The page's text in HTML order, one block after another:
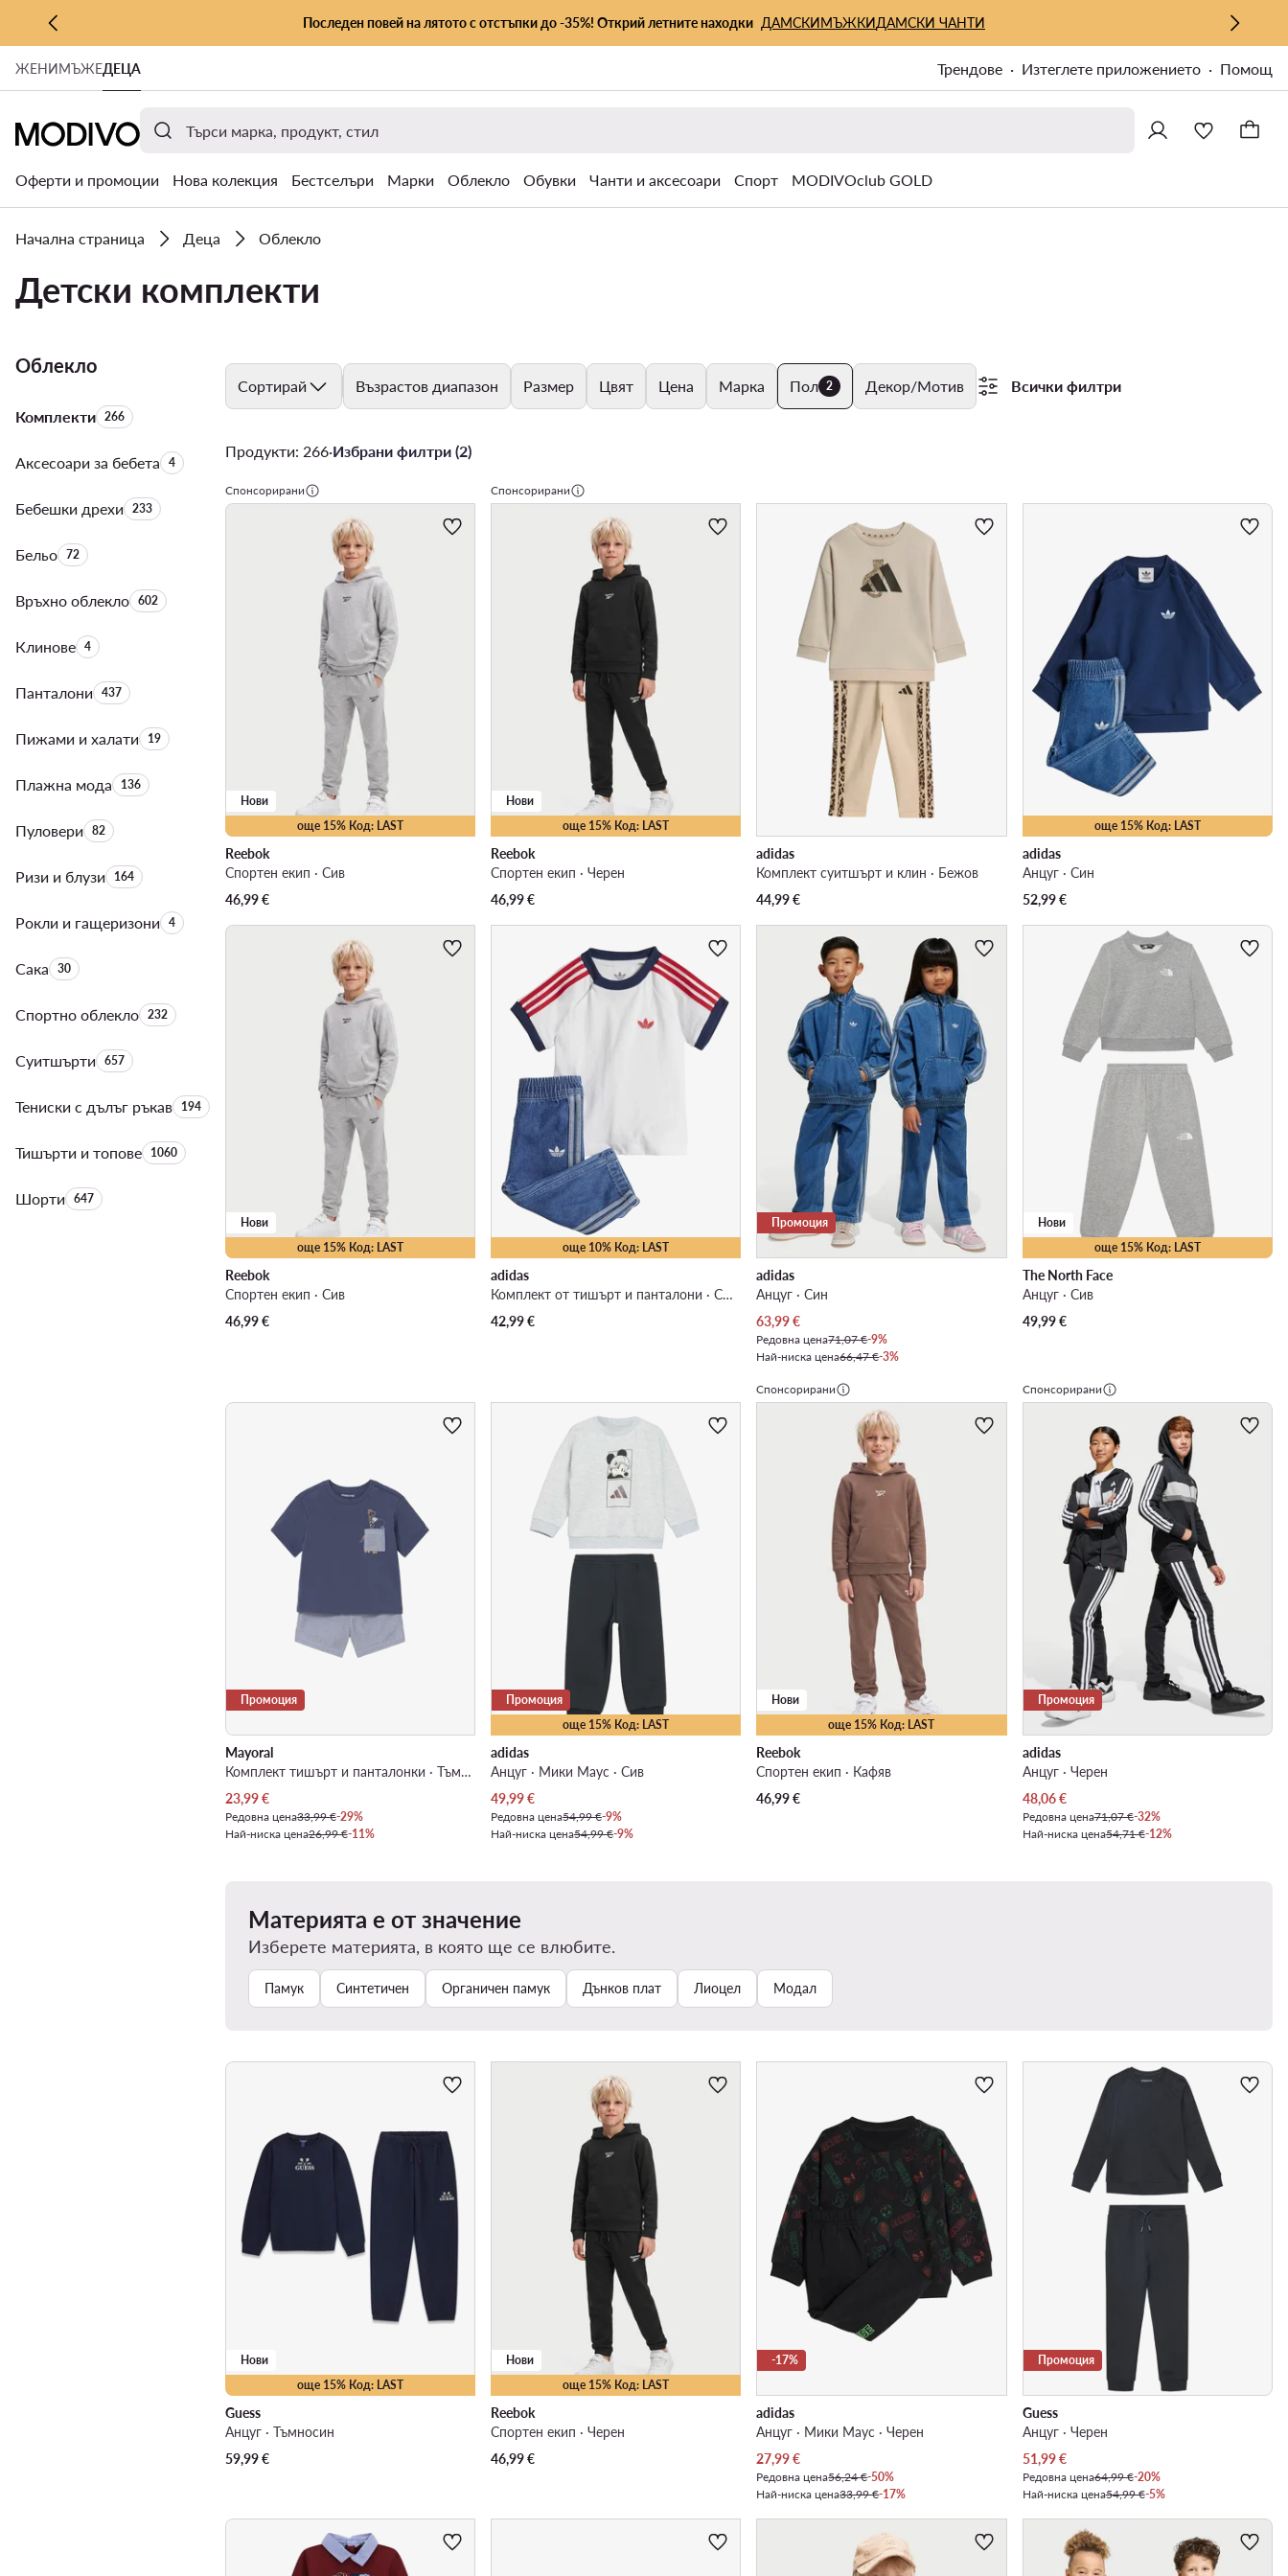
КЪМ ОСНОВНОТО СЪДЪРЖАНИЕ
КЪМ ТЪРСЕНЕ
Последен повей на лятото с отстъпки до -35%! Открий летните находки ДАМСКИМЪЖКИДАМСКИ ЧАНТИ
ЖЕНИМЪЖЕДЕЦА Трендове Изтеглете приложението Помощ
Оферти и промоции Нова колекция Бестселъри Марки Облекло Обувки Чанти и аксесоари Спорт MODIVOclub GOLD
Начална страница Деца Облекло
Детски комплекти
Облекло
КомплектиБрой на продуктите:
266
Аксесоари за бебетаБрой на продуктите:
4
Бебешки дрехиБрой на продуктите:
233
БельоБрой на продуктите:
72
Връхно облеклоБрой на продуктите:
602
КлиновеБрой на продуктите:
4
ПанталониБрой на продуктите:
437
Пижами и халатиБрой на продуктите:
19
Плажна модаБрой на продуктите:
136
ПуловериБрой на продуктите:
82
Ризи и блузиБрой на продуктите:
164
Рокли и гащеризониБрой на продуктите:
4
СакаБрой на продуктите:
30
Спортно облеклоБрой на продуктите:
232
СуитшъртиБрой на продуктите:
657
Тениски с дълъг ръкавБрой на продуктите:
194
Тишърти и топовеБрой на продуктите:
1060
ШортиБрой на продуктите:
647
Сортирай Възрастов диапазон Размер Цвят Цена Марка Пол 2 Декор/Мотив Всички филтри
Продукти: 266·Избрани филтри (2)
Спонсорирани
още 15% Код: LAST
Нови
Reebok
Спортен екип · Сив
46,99€
Спонсорирани
още 15% Код: LAST
Нови
Reebok
Спортен екип · Черен
46,99€
adidas
Комплект суитшърт и клин · Бежов
44,99€
още 15% Код: LAST
adidas
Анцуг · Син
52,99€
още 15% Код: LAST
Нови
Reebok
Спортен екип · Сив
46,99€
още 10% Код: LAST
adidas
Комплект от тишърт и панталони · Син
42,99€
Промоция
adidas
Анцуг · Син
Актуална цена
63,99€
Редовна цена71,07 €-9%
Най-ниска цена66,47 €-3%
още 15% Код: LAST
Нови
The North Face
Анцуг · Сив
49,99€
Промоция
Mayoral
Комплект тишърт и панталонки · Тъмносин
Актуална цена
23,99€
Редовна цена33,99 €-29%
Най-ниска цена26,99 €-11%
още 15% Код: LAST
Промоция
adidas
Анцуг · Мики Маус · Сив
Актуална цена
49,99€
Редовна цена54,99 €-9%
Най-ниска цена54,99 €-9%
Спонсорирани
още 15% Код: LAST
Нови
Reebok
Спортен екип · Кафяв
46,99€
Спонсорирани
Промоция
adidas
Анцуг · Черен
Актуална цена
48,06€
Редовна цена71,07 €-32%
Най-ниска цена54,71 €-12%
Материята е от значение
Изберете материята, в която ще се влюбите.
Памук Синтетичен Органичен памук Дънков плат Лиоцел Модал
още 15% Код: LAST
Нови
Guess
Анцуг · Тъмносин
59,99€
още 15% Код: LAST
Нови
Reebok
Спортен екип · Черен
46,99€
-17%
adidas
Анцуг · Мики Маус · Черен
Актуална цена
27,99€
Редовна цена56,24 €-50%
Най-ниска цена33,99 €-17%
Промоция
Guess
Анцуг · Черен
Актуална цена
51,99€
Редовна цена64,99 €-20%
Най-ниска цена54,99 €-5%